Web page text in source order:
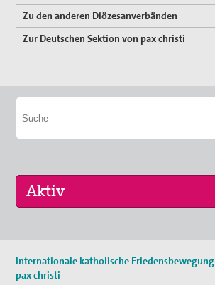
Zu den anderen Diözesanverbänden
Zur Deutschen Sektion von pax christi
Fahradpilgertour 2026
Internationale katholische Friedensbewegung
pax christi